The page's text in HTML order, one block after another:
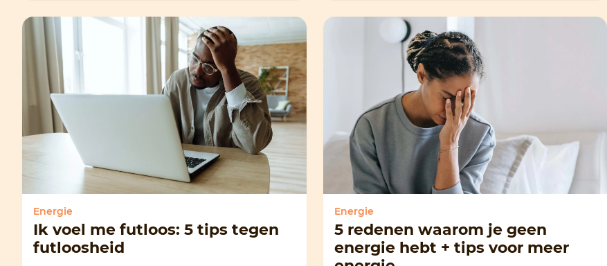
Energie
Ik voel me futloos: 5 tips tegen
futloosheid
Energie
5 redenen waarom je geen
energie hebt + tips voor meer